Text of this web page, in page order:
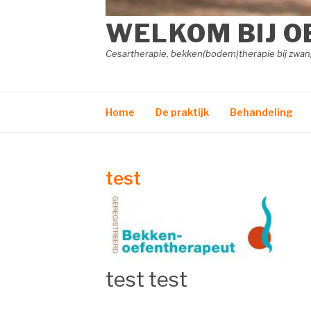
WELKOM BIJ
Cesartherapie, bekken(bodem)therapie bij
Home De praktijk Behandeling
test
test test